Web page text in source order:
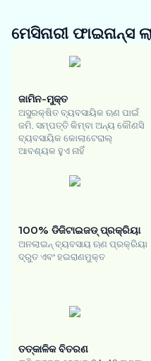
ମେସିନାରୀ ଫାଇନାନ୍ସ
ଜାମିନ-ମୁକ୍ତ
ଅସୁରକ୍ଷିତ ବ୍ୟବସାୟିକ ଋଣ ପାଇଁ
ଜମି, ସମ୍ପତ୍ତି କିମ୍ବା ଅନ୍ୟ କୌଣସି
ବ୍ୟବସାୟିକ କୋଲାଟେରାଲ୍
ଆବଶ୍ୟକ ହୁଏ ନାହିଁ
100% ଡିଜିଟାଇଜଡ୍ ପ୍ରକ୍ରିୟା
ଅନଲାଇନ୍ ବ୍ୟବସାୟ ଋଣ ପ୍ରକ୍ରିୟା
ଦ୍ରୁତ ଏବଂ ହଇରାଣମୁକ୍ତ
ତତ୍କାଳିକ ବିତରଣ